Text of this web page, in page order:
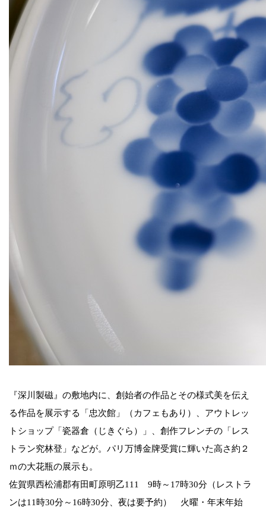
『深川製磁』の敷地内に、創始者の作品とその様式美を伝え
る作品を展示する「忠次館」（カフェもあり）、アウトレッ
トショップ「瓷器倉（じきぐら）」、創作フレンチの「レス
トラン究林登」などが。パリ万博金牌受賞に輝いた高さ約２
ｍの大花瓶の展示も。
佐賀県西松浦郡有田町原明乙111 9時～17時30分（レストラ
ンは11時30分～16時30分、夜は要予約） 火曜・年末年始